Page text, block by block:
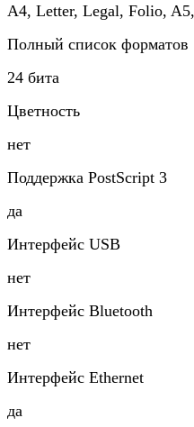
A4, Letter, Legal, Folio,
Полный список форматов
24 бита
Цветность
нет
Поддержка PostScript 3
да
Интерфейс USB
нет
Интерфейс Bluetooth
нет
Интерфейс Ethernet
да